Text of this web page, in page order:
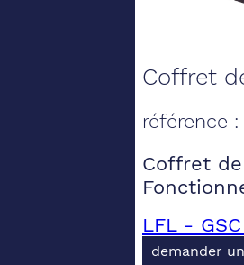
Coffret
référence :
Coffret
LFL -
demander